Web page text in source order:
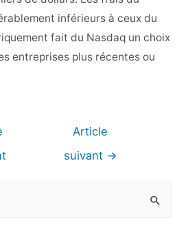
inférieurs à ceux du
fait du Nasdaq un choix
entreprises plus récentes ou
Article
suivant →